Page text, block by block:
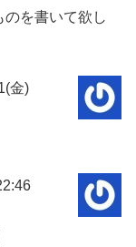
を書いて欲し
金)